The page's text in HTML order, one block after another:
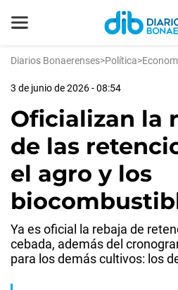
Diarios Bonaerenses>Política>
3 de junio de 2026 - 08:54
Oficializan la
de las
el agro y los
Ya es oficial la rebaja de
cebada, además del
para los demás cultivos: los